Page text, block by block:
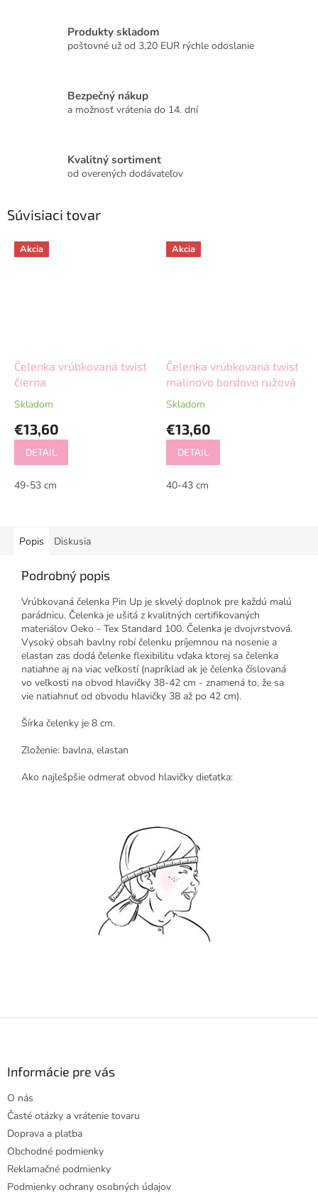
Produkty skladom
poštovné už od 3,20 EUR rýchle odoslanie
Bezpečný nákup
a možnosť vrátenia do 14. dní
Kvalitný sortiment
od overených dodávateľov
Súvisiaci tovar
Akcia
Čelenka vrúbkovaná twist
čierna
Skladom
€13,60
DETAIL
49-53 cm
Akcia
Čelenka vrúbkovaná twist
malinovo bordovo ružová
Skladom
€13,60
DETAIL
40-43 cm
Popis Diskusia
Podrobný popis
Vrúbkovaná čelenka Pin Up je skvelý doplnok pre každú malú
parádnicu. Čelenka je ušitá z kvalitných certifikovaných
materiálov Oeko - Tex Standard 100. Čelenka je dvojvrstvová.
Vysoký obsah bavlny robí čelenku príjemnou na nosenie a
elastan zas dodá čelenke flexibilitu vďaka ktorej sa čelenka
natiahne aj na viac veľkostí (napríklad ak je čelenka číslovaná
vo veľkosti na obvod hlavičky 38-42 cm - znamená to, že sa
vie natiahnuť od obvodu hlavičky 38 až po 42 cm).
Šírka čelenky je 8 cm.
Zloženie: bavlna, elastan
Ako najlešpšie odmerať obvod hlavičky dieťatka:
Informácie pre vás
O nás
Časté otázky a vrátenie tovaru
Doprava a platba
Obchodné podmienky
Reklamačné podmienky
Podmienky ochrany osobných údajov